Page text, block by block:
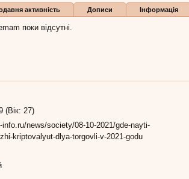
активність Дописи Інформація
поки відсутні.
(Вік: 27)
info.ru/news/society/08-10-2021/gde-nayti-
kriptovalyut-dlya-torgovli-v-2021-godu